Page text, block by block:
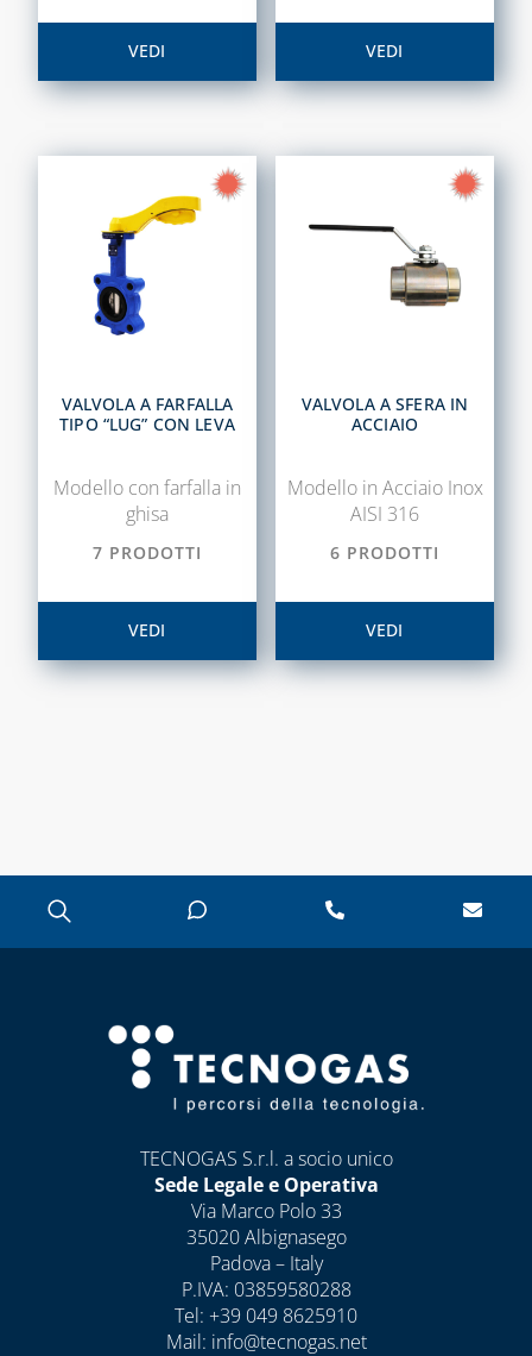
VEDI VEDI
VALVOLA A FARFALLA
TIPO “LUG” CON LEVA
Modello con farfalla in
ghisa
7 PRODOTTI
VEDI
VALVOLA A SFERA IN
ACCIAIO
Modello in Acciaio Inox
AISI 316
6 PRODOTTI
VEDI
TECNOGAS S.r.l. a socio unico
Sede Legale e Operativa
Via Marco Polo 33
35020 Albignasego
Padova – Italy
P.IVA: 03859580288
Tel: +39 049 8625910
Mail: info@tecnogas.net